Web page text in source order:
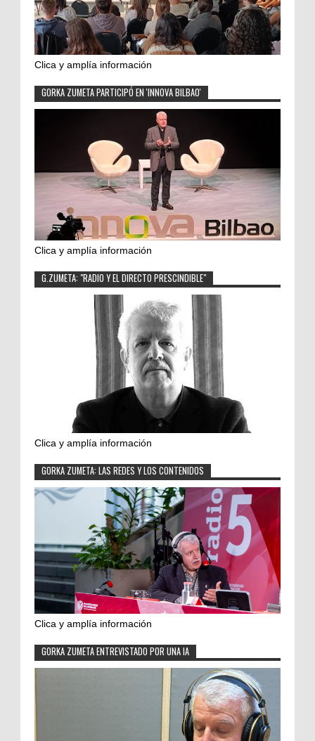
Clica y amplía información
GORKA ZUMETA PARTICIPÓ EN 'INNOVA BILBAO'
Clica y amplía información
G.ZUMETA: "RADIO Y EL DIRECTO PRESCINDIBLE"
Clica y amplía información
GORKA ZUMETA: LAS REDES Y LOS CONTENIDOS
Clica y amplía información
GORKA ZUMETA ENTREVISTADO POR UNA IA